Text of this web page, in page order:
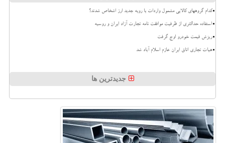
کدام گروههای کالایی مشمول واردات با رویه جدید ارز اشخاص شدند؟
استفاده حداکثری از ظرفیت موافقت نامه تجارت آزاد ایران و روسیه
ریزش قیمت خودرو اوج گرفت
هیات تجاری اتاق ایران عازم اسلام آباد شد
جدیدترین ها